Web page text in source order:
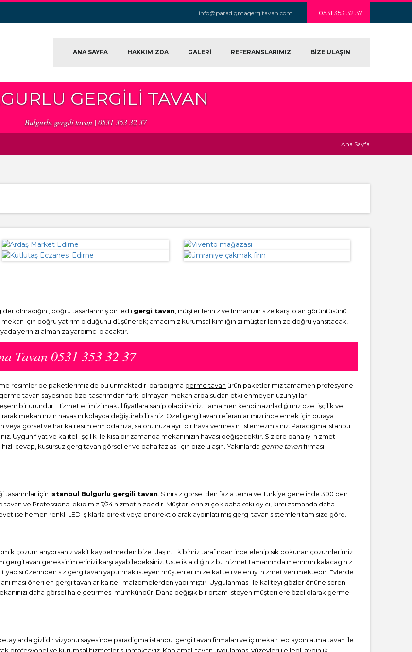
info@paradigmagergitavan.com 0531 353 32 37
ANA SAYFA HAKKIMIZDA GALERİ REFERANSLARIMIZ BİZE ULAŞIN
GERGILI TAVAN
Bulgurlu gergili tavan | 0531 353 32 37
Ana Sayfa
olmadığını, doğru tasarlanmış bir ledli gergi tavan , müşterileriniz ve firmanızın size karşı olan görüntüsünü
için doğru yatırım olduğunu düşünerek; amacımız kurumsal kimliğinizi müşterilerinize doğru yansıtacak,
yerinizi almanıza yardımcı olacaktır.
Tavan 0531 353 32 37
resimler de paketlerimiz de bulunmaktadır. paradigma germe tavan ürün paketlerimiz tamamen profesyonel
tavan sayesinde özel tasarımdan farkı olmayan mekanlarda sudan etkilenmeyen uzun yıllar
bir üründür. Hizmetlerimizi makul fiyatlara sahip olabilirsiniz. Tamamen kendi hazırladığımız özel işçilik ve
mekanınızın havasını kolayca değiştirebilirsiniz. Özel gergitavan referanlarımızı incelemek için buraya
veya görsel ve harika resimlerin odanıza, salonunuza ayrı bir hava vermesini istemezmisiniz. Paradiğma istanbul
Uygun fiyat ve kaliteli işçilik ile kısa bir zamanda mekanınızın havası değişecektir. Sizlere daha iyi hizmet
cevap, kusursuz gergitavan görseller ve daha fazlası için bize ulaşın. Yakınlarda germe tavanfirması
tasarımlar için istanbul Bulgurlu gergili tavan . Sınırsız görsel den fazla tema ve Türkiye genelinde 300 den
tavan ve Professional ekibimiz 7/24 hizmetinizdedir. Müşterilerinizi çok daha etkileyici, kimi zamanda daha
ise hemen renkli LED ışıklarla direkt veya endirekt olarak aydınlatılmış gergi tavan sistemleri tam size göre.
çözüm arıyorsanız vakit kaybetmeden bize ulaşın. Ekibimiz tarafından ince elenip sık dokunan çözümlerimiz
gereksinimlerinizi karşılayabileceksiniz. Üstelik aldığınız bu hizmet tamamında memnun kalacagınızı
yapısı üzerinden siz gergitavan yaptırmak isteyen müşterilerimize kaliteli ve en iyi hizmet verilmektedir. Evlerde
önerilen gergi tavanlar kaliteli malzemelerden yapılmıştır. Uygulanması ile kaliteyi gözler önüne seren
daha görsel hale getirmesi mümkündür. Daha değişik bir ortam isteyen müşterilere özel olarak germe
gizlidir vizyonu sayesinde paradigma istanbul gergi tavan firmaları ve iç mekan led aydınlatma tavan ile
profesyonel ve kurumsal hizmetler sunmaktayız. Kaplamalı tavan uygulaması yüzeyleri ile ledli aydınlık